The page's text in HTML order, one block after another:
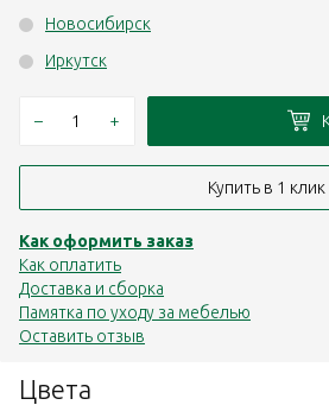
Цвета
Новосибирск
Иркутск
– +
Купить в 1 клик
Как оформить заказ
Как оплатить
Доставка и сборка
Памятка по уходу за мебелью
Оставить отзыв